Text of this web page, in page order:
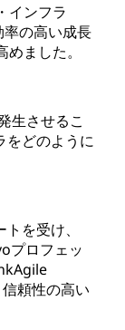
インフラ
率の高い成長
ました。
生させるこ
をどのように
を受け、
プロフェッ
頼性の高い